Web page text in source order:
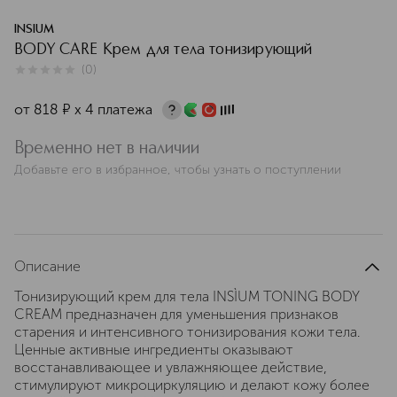
INSIUM
BODY CARE Крем для тела тонизирующий
(0)
от 818 ¤ х 4 платежа
Временно нет в наличии
Добавьте его в избранное, чтобы узнать о поступлении
Описание
Тонизирующий крем для тела INSÌUM TONING BODY
CREAM предназначен для уменьшения признаков
старения и интенсивного тонизирования кожи тела.
Ценные активные ингредиенты оказывают
восстанавливающее и увлажняющее действие,
стимулируют микроциркуляцию и делают кожу более